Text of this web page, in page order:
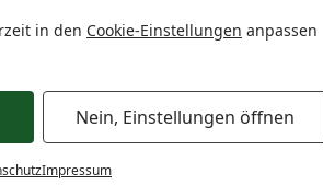
in den Cookie-Einstellungen anpassen
Nein, Einstellungen öffnen
Impressum